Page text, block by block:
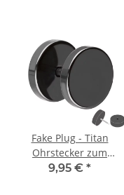
Fake Plug - Titan
Ohrstecker zum
Schrauben - Schwarz
9,95 € *